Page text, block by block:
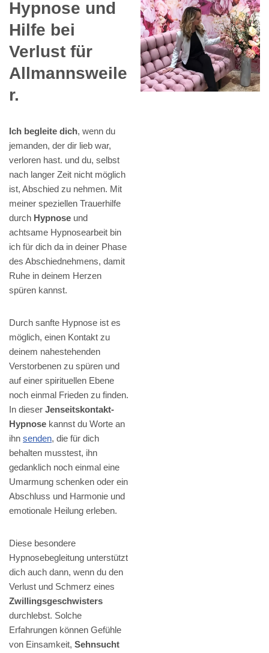
Hypnose und
Hilfe bei
Verlust für
Allmannsweile
r.
Ich begleite dich, wenn du
jemanden, der dir lieb war,
verloren hast. und du, selbst
nach langer Zeit nicht möglich
ist, Abschied zu nehmen. Mit
meiner speziellen Trauerhilfe
durch Hypnose und
achtsame Hypnosearbeit bin
ich für dich da in deiner Phase
des Abschiednehmens, damit
Ruhe in deinem Herzen
spüren kannst.
Durch sanfte Hypnose ist es
möglich, einen Kontakt zu
deinem nahestehenden
Verstorbenen zu spüren und
auf einer spirituellen Ebene
noch einmal Frieden zu finden.
In dieser Jenseitskontakt-
Hypnose kannst du Worte an
ihn senden, die für dich
behalten musstest, ihn
gedanklich noch einmal eine
Umarmung schenken oder ein
Abschluss und Harmonie und
emotionale Heilung erleben.
Diese besondere
Hypnosebegleitung unterstützt
dich auch dann, wenn du den
Verlust und Schmerz eines
Zwillingsgeschwisters
durchlebst. Solche
Erfahrungen können Gefühle
von Einsamkeit, Sehnsucht